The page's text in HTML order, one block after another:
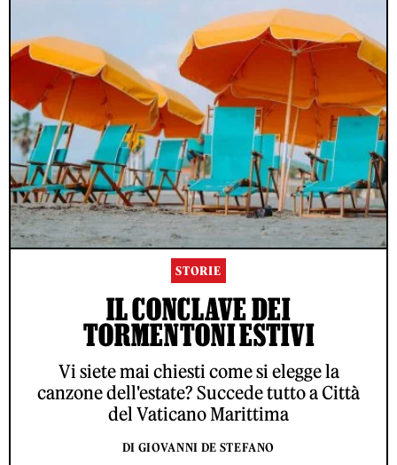
STORIE
IL CONCLAVE DEI
TORMENTONI ESTIVI
Vi siete mai chiesti come si elegge la
canzone dell'estate? Succede tutto a Città
del Vaticano Marittima
DI GIOVANNI DE STEFANO